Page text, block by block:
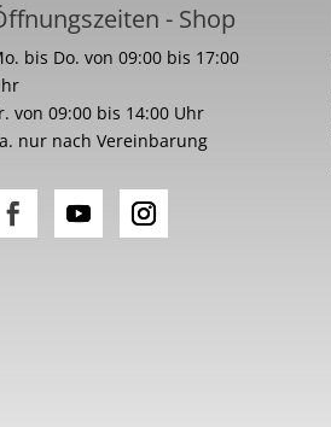
- Shop
bis Do. von 09:00 bis 17:00
von 09:00 bis 14:00 Uhr
nur nach Vereinbarung